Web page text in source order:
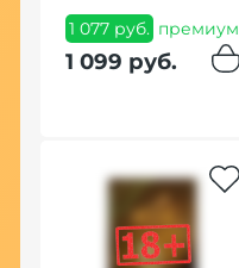
1 077 руб. премиум
1 099 руб.